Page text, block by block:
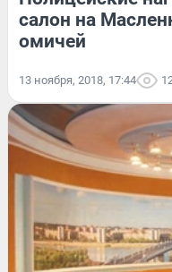
салон на
омичей
13 ноября, 2018, 17:44